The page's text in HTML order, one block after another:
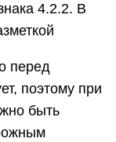
4.2.2. В
перед
поэтому при
быть